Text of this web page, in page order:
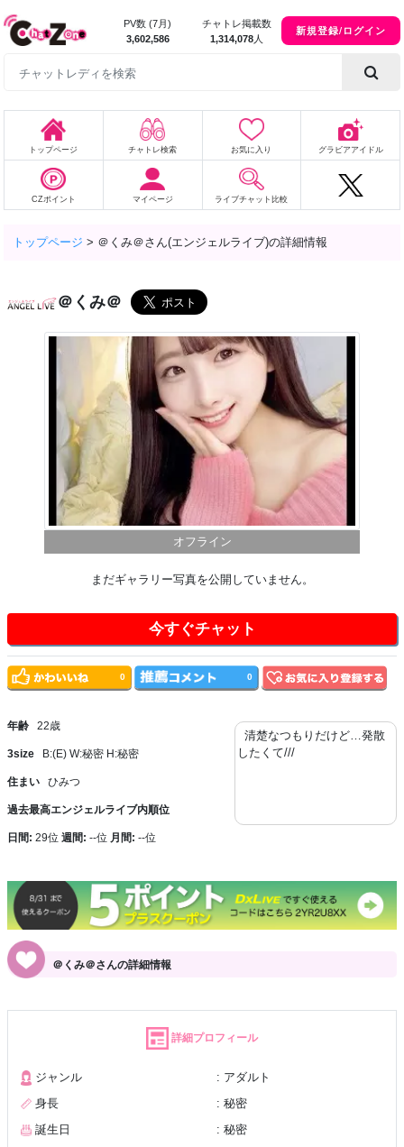
PV数 (7月)
3,602,586
チャトレ掲載数
1,314,078 人
新規登録/ログイン
トップページ チャトレ検索 お気に入り グラビアアイドル
CZポイント マイページ ライブチャット比較
トップページ > ＠くみ＠さん(エンジェルライブ)の詳細情報
＠くみ＠
オフライン
まだギャラリー写真を公開していません。
今すぐチャット
年齢 22歳
3size B:(E) W:秘密 H:秘密
住まい ひみつ
過去最高エンジェルライブ内順位
日間: 29位 週間: --位 月間: --位
清楚なつもりだけど…発散
したくて///
0 0
＠くみ＠さんの詳細情報
詳細プロフィール
ジャンル
: アダルト
身長
: 秘密
誕生日
: 秘密